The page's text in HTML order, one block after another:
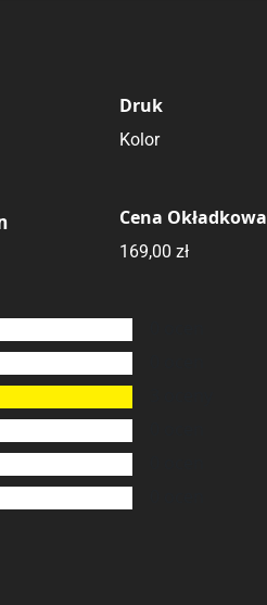
Druk
Kolor
Cena Okładkowa
169,00 zł